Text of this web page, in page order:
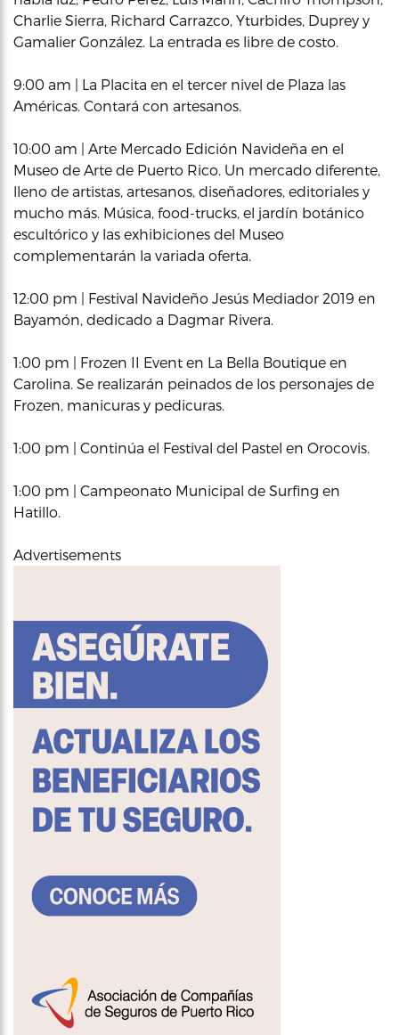
Charlie Sierra, Richard Carrazco, Yturbides, Duprey y
Gamalier González. La entrada es libre de costo.
9:00 am | La Placita en el tercer nivel de Plaza las
Américas. Contará con artesanos.
10:00 am | Arte Mercado Edición Navideña en el
Museo de Arte de Puerto Rico. Un mercado diferente,
lleno de artistas, artesanos, diseñadores, editoriales y
mucho más. Música, food-trucks, el jardín botánico
escultórico y las exhibiciones del Museo
complementarán la variada oferta.
12:00 pm | Festival Navideño Jesús Mediador 2019 en
Bayamón, dedicado a Dagmar Rivera.
1:00 pm | Frozen II Event en La Bella Boutique en
Carolina. Se realizarán peinados de los personajes de
Frozen, manicuras y pedicuras.
1:00 pm | Continúa el Festival del Pastel en Orocovis.
1:00 pm | Campeonato Municipal de Surfing en
Hatillo.
Advertisements